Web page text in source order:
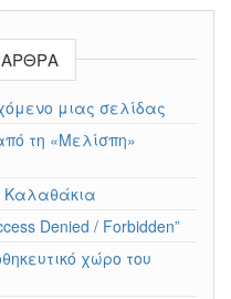
μιας σελίδας
τη «Μελίσπη»
Denied / Forbidden”
χώρο του